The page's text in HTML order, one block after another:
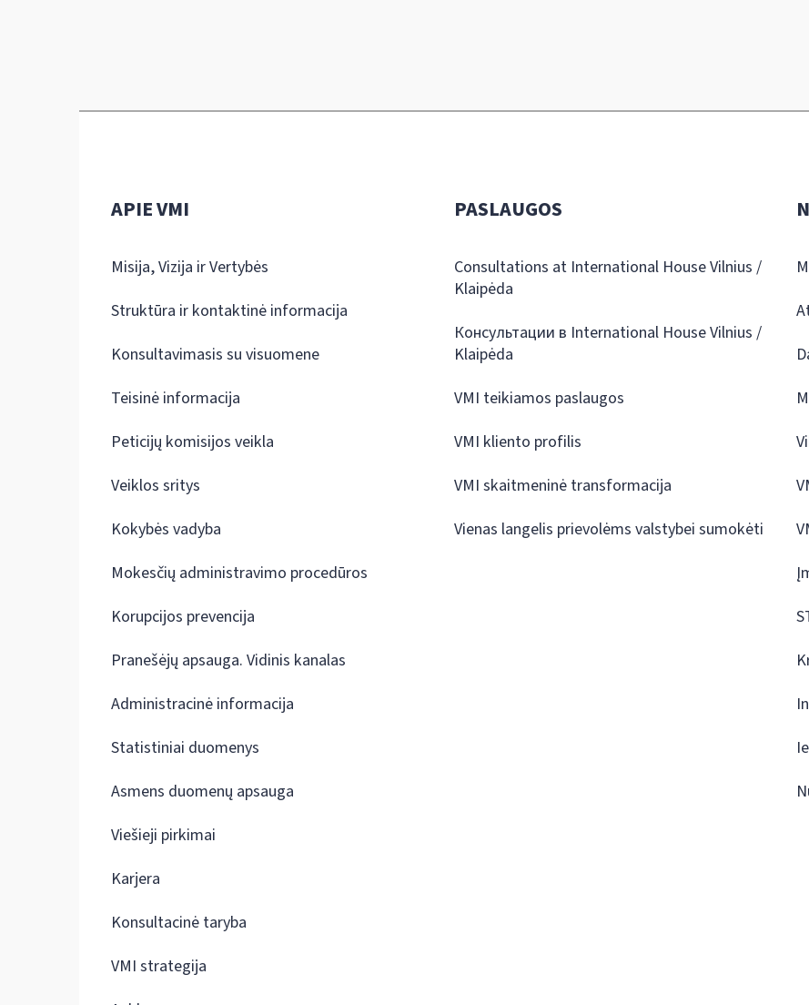
APIE VMI
Misija, Vizija ir Vertybės
Struktūra ir kontaktinė informacija
Konsultavimasis su visuomene
Teisinė informacija
Peticijų komisijos veikla
Veiklos sritys
Kokybės vadyba
Mokesčių administravimo procedūros
Korupcijos prevencija
Pranešėjų apsauga. Vidinis kanalas
Administracinė informacija
Statistiniai duomenys
Asmens duomenų apsauga
Viešieji pirkimai
Karjera
Konsultacinė taryba
VMI strategija
PASLAUGOS
Consultations at International House Vilnius /
Klaipėda
Консультации в International House Vilnius /
Klaipėda
VMI teikiamos paslaugos
VMI kliento profilis
VMI skaitmeninė transformacija
Vienas langelis prievolėms valstybei sumokėti